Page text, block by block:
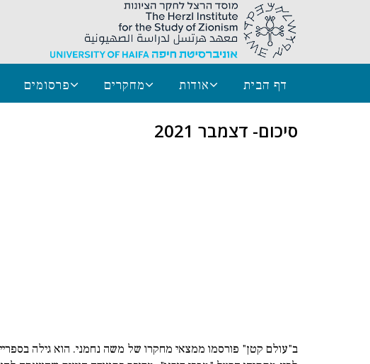
דף הבית אודות מחקרים פרסומים
סיכום- דצמבר 2021
ב"עולם קטן" פורסמו ממצאי מחקרו של משה נחמני. הוא גילה